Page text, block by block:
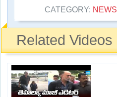
CATEGORY: NEWS
Related Videos